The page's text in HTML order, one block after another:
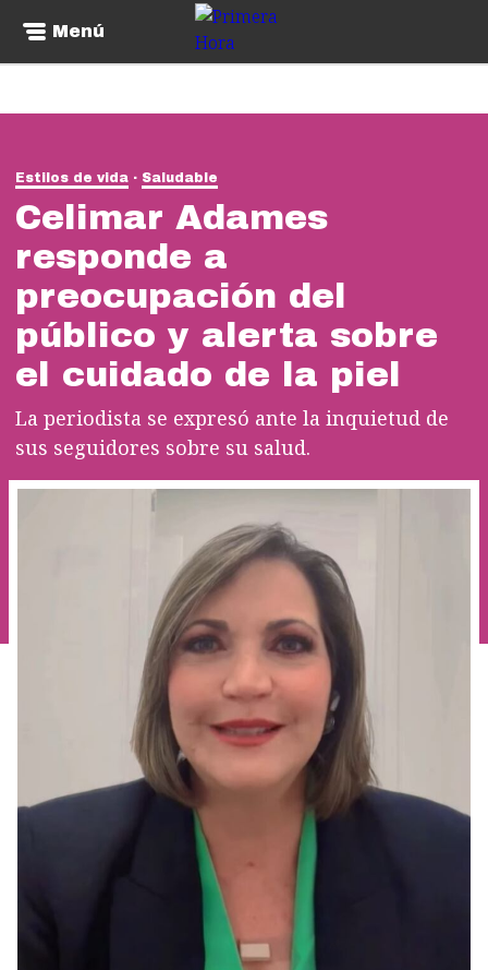
Menú
Estilos de vida Saludable
Celimar Adames
responde a
preocupación del
público y alerta sobre
el cuidado de la piel
La periodista se expresó ante la inquietud de
sus seguidores sobre su salud.